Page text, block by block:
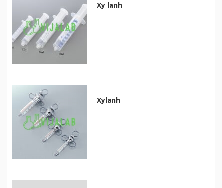
Xy lanh
Xylanh